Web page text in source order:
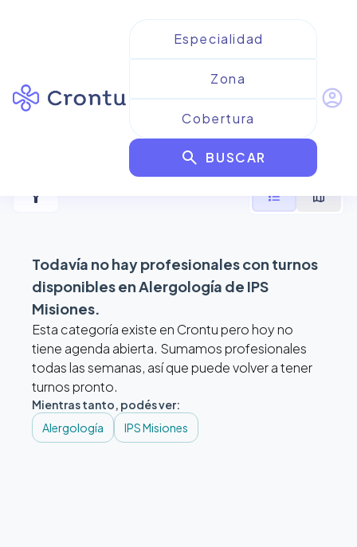
search BUSCAR
account_circle
Resultados paraAlergología
de IPS Misiones
filter_alt format_list_bulleted map
Todavía no hay profesionales con turnos
disponibles enAlergología de IPS
Misiones.
Esta categoría existe en Crontu pero hoy no
tiene agenda abierta. Sumamos profesionales
todas las semanas, así que puede volver a tener
turnos pronto.
Mientras tanto, podés ver:
Alergología
IPS Misiones